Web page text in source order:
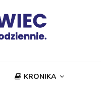
KRONIKA